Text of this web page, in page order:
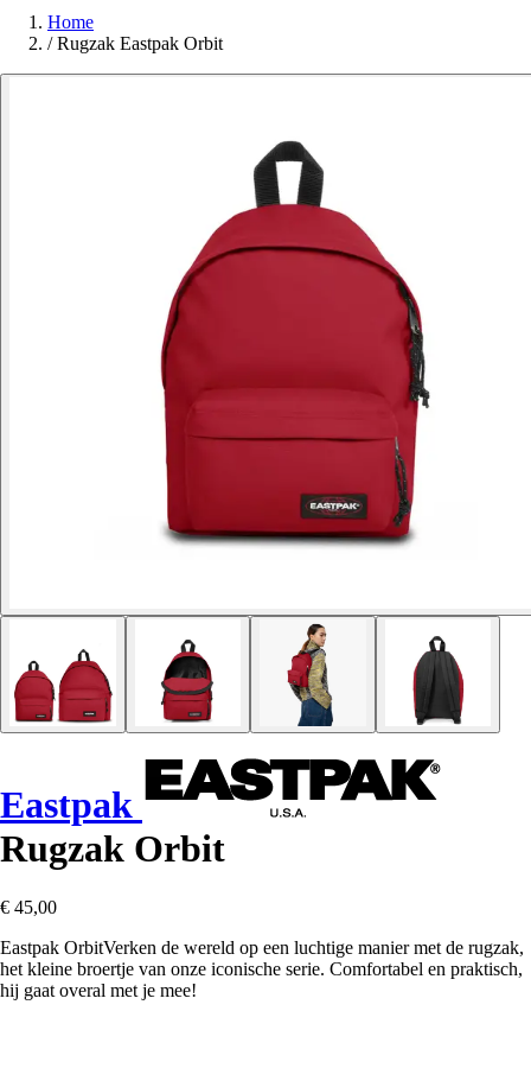
Home
/ Rugzak Eastpak Orbit
Eastpak
Rugzak Orbit
€ 45,00
Eastpak OrbitVerken de wereld op een luchtige manier met de rugzak,
het kleine broertje van onze iconische serie. Comfortabel en praktisch,
hij gaat overal met je mee!